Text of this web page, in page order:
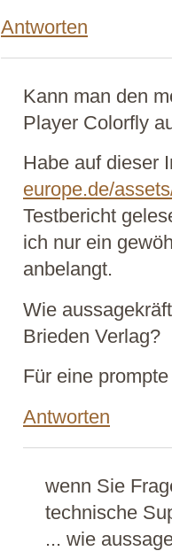
Antworten
Kann man den
Player Colorfly
Habe auf dieser
europe.de/
Testbericht
ich nur ein
anbelangt.
Wie
Brieden Verlag?
Für eine
Antworten
wenn Sie
technische
... wie